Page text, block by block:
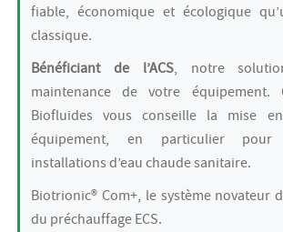
fiable, économique et écologique
classique.
Bénéficiant de l’ACS, notre
maintenance de votre équipement.
Biofluides vous conseille la mise
équipement, en particulier
installations d’eau chaude sanitaire.
Biotrionic® Com+, le système novateur
du préchauffage ECS.